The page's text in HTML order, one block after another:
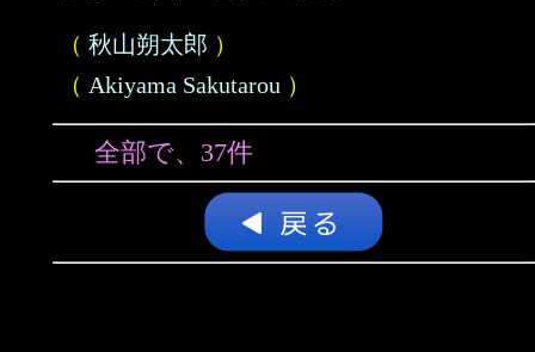
（ 秋山朔太郎 ）
（ Akiyama Sakutarou ）
全部で、37件